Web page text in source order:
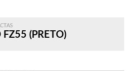
(PRETO)